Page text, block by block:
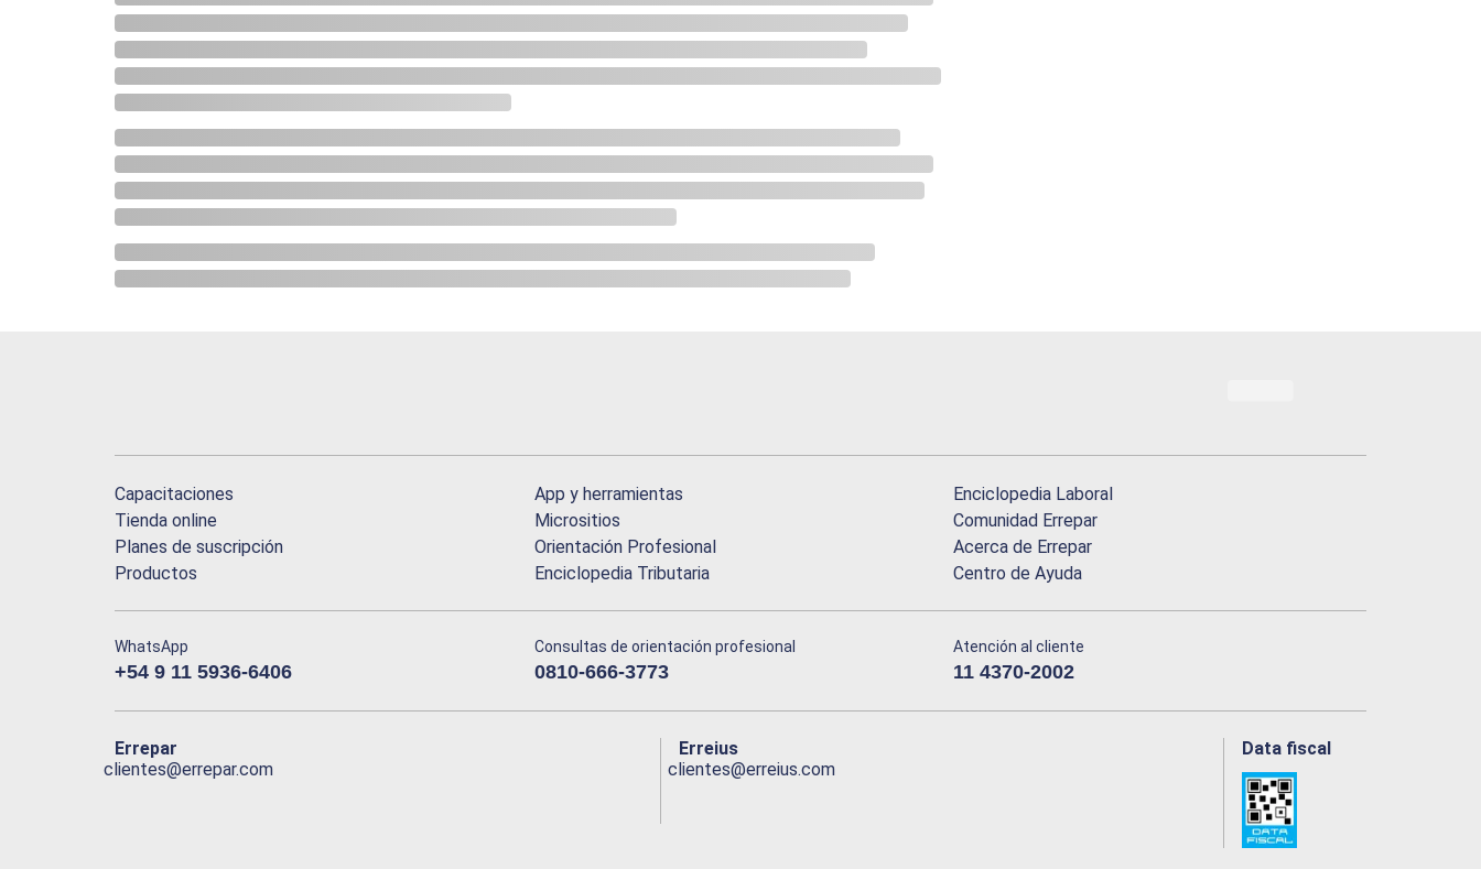
Capacitaciones
Tienda online
Planes de suscripción
Productos
App y herramientas
Micrositios
Orientación Profesional
Enciclopedia Tributaria
Enciclopedia Laboral
Comunidad Errepar
Acerca de Errepar
Centro de Ayuda
WhatsApp
+54 9 11 5936-6406
Consultas de orientación profesional
0810-666-3773
Atención al cliente
11 4370-2002
Errepar
clientes@errepar.com
Erreius
clientes@erreius.com
Data fiscal